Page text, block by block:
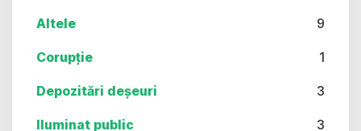
Altele 9
Corupție 1
Depozitări deșeuri 3
Iluminat public 3